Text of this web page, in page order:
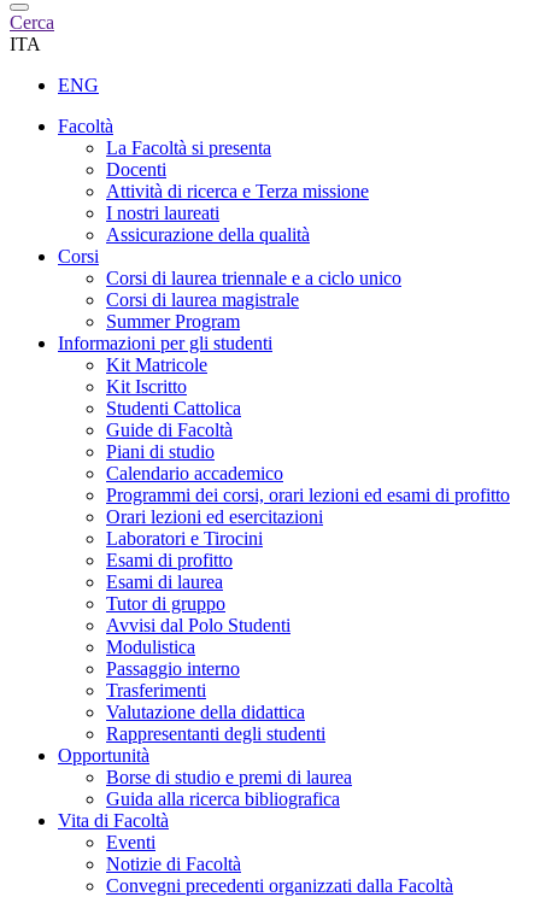
Cerca
ITA
ENG
Facoltà
La Facoltà si presenta
Docenti
Attività di ricerca e Terza missione
I nostri laureati
Assicurazione della qualità
Corsi
Corsi di laurea triennale e a ciclo unico
Corsi di laurea magistrale
Summer Program
Informazioni per gli studenti
Kit Matricole
Kit Iscritto
Studenti Cattolica
Guide di Facoltà
Piani di studio
Calendario accademico
Programmi dei corsi, orari lezioni ed esami di profitto
Orari lezioni ed esercitazioni
Laboratori e Tirocini
Esami di profitto
Esami di laurea
Tutor di gruppo
Avvisi dal Polo Studenti
Modulistica
Passaggio interno
Trasferimenti
Valutazione della didattica
Rappresentanti degli studenti
Opportunità
Borse di studio e premi di laurea
Guida alla ricerca bibliografica
Vita di Facoltà
Eventi
Notizie di Facoltà
Convegni precedenti organizzati dalla Facoltà